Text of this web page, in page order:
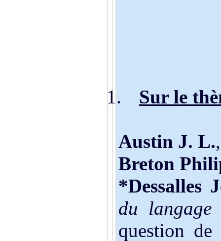
1. Sur le
Austin J. L.
Breton
*Dessalles
du langage
question